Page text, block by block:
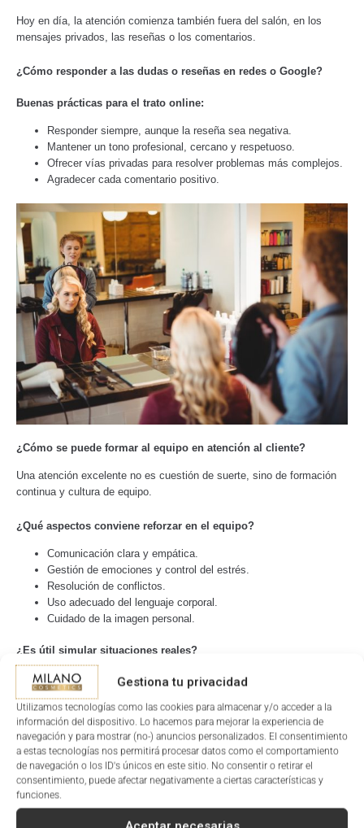
Gestiona tu privacidad
Utilizamos tecnologías como las cookies para almacenar y/o acceder a la
información del dispositivo. Lo hacemos para mejorar la experiencia de
navegación y para mostrar (no-) anuncios personalizados. El consentimiento
a estas tecnologías nos permitirá procesar datos como el comportamiento
de navegación o los ID's únicos en este sitio. No consentir o retirar el
consentimiento, puede afectar negativamente a ciertas características y
funciones.
Hoy en día, la atención comienza también fuera del salón, en los
mensajes privados, las reseñas o los comentarios.
¿Cómo responder a las dudas o reseñas en redes o Google?
Buenas prácticas para el trato online:
Responder siempre, aunque la reseña sea negativa.
Mantener un tono profesional, cercano y respetuoso.
Ofrecer vías privadas para resolver problemas más complejos.
Agradecer cada comentario positivo.
¿Cómo se puede formar al equipo en atención al cliente?
Una atención excelente no es cuestión de suerte, sino de formación
continua y cultura de equipo.
¿Qué aspectos conviene reforzar en el equipo?
Comunicación clara y empática.
Gestión de emociones y control del estrés.
Resolución de conflictos.
Uso adecuado del lenguaje corporal.
Cuidado de la imagen personal.
¿Es útil simular situaciones reales?
Sí. Role plays y dinámicas de grupo ayudan a identificar errores
comunes y a desarrollar respuestas más acertadas en tiempo real.
Últimas noticias